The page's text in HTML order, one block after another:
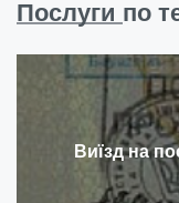
Послуги по
Виїзд на